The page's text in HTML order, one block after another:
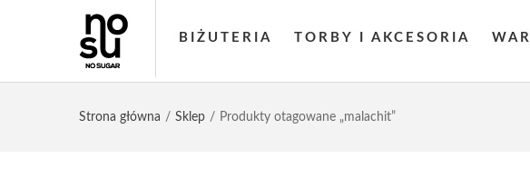
BIŻUTERIA TORBY I AKCESORIA
Strona główna Sklep Produkty otagowane „malachit”